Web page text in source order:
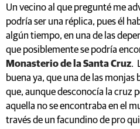
Un vecino al que pregunté me
podría ser una réplica, pues él
algún tiempo, en una de las
que posiblemente se podría
Monasterio de la Santa Cruz.
buena ya, que una de las
que, aunque desconocía la cruz
aquella no se encontraba en el
través de un facundino de pro